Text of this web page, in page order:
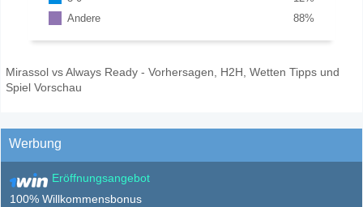
Andere
%
88
Mirassol vs Always Ready - Vorhersagen, H2H, Wetten Tipps und
Spiel Vorschau
Werbung
Eröffnungsangebot
100% Willkommensbonus